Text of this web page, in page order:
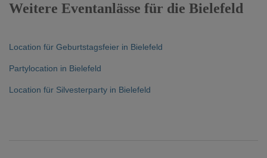
Weitere Eventanlässe für die Bielefeld
Location für Geburtstagsfeier in Bielefeld
Partylocation in Bielefeld
Location für Silvesterparty in Bielefeld